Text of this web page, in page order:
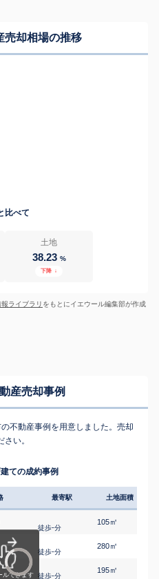
売却相場の推移
比べて
土地
38.23 %
下降 ↓
ライブラリ をもとにイエウール編集部が作成
産売却事例
不動産事例を用意しました。売却
い。
ての成約事例
最寄駅 土地面積
徒歩-分
105㎡
徒歩-分
280㎡
徒歩-分
195㎡